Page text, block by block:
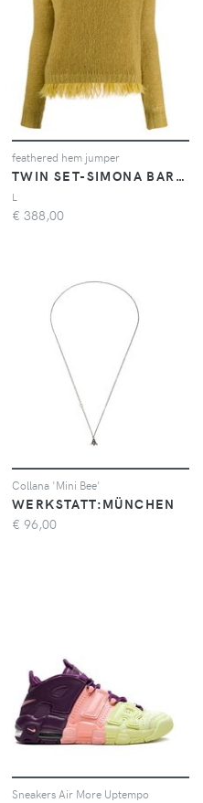
feathered hem jumper
TWIN SET-SIMONA BARBIERI
L
€ 388,00
Collana 'Mini Bee'
WERKSTATT:MÜNCHEN
€ 96,00
Sneakers Air More Uptempo